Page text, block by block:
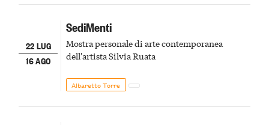
22 LUG
16 AGO
SediMenti
Mostra personale di arte contemporanea
dell'artista Silvia Ruata
Albaretto Torre